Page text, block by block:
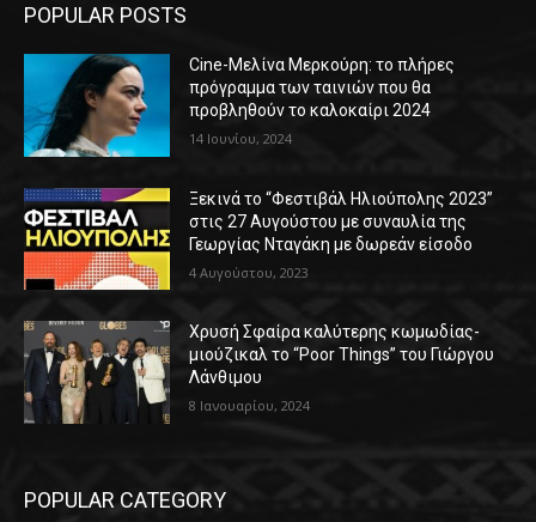
POPULAR POSTS
Cine-Μελίνα Μερκούρη: το πλήρες
πρόγραμμα των ταινιών που θα
προβληθούν το καλοκαίρι 2024
14 Ιουνίου, 2024
Ξεκινά το “Φεστιβάλ Ηλιούπολης 2023”
στις 27 Αυγούστου με συναυλία της
Γεωργίας Νταγάκη με δωρεάν είσοδο
4 Αυγούστου, 2023
Χρυσή Σφαίρα καλύτερης κωμωδίας-
μιούζικαλ το “Poor Things” του Γιώργου
Λάνθιμου
8 Ιανουαρίου, 2024
POPULAR CATEGORY